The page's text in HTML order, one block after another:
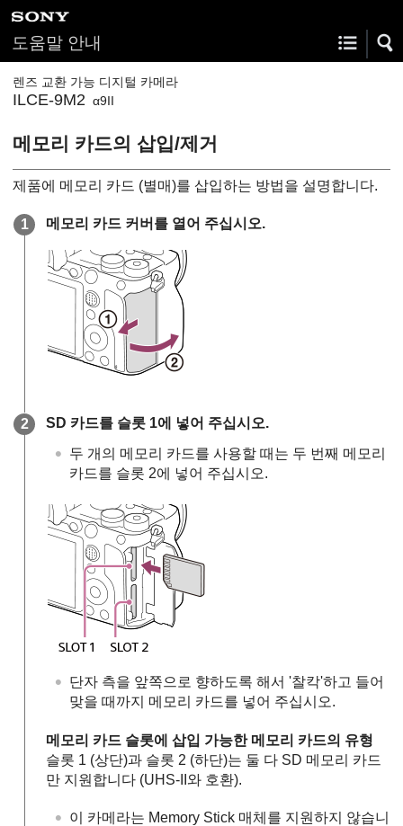
도움말 안내
렌즈 교환 가능 디지털 카메라
ILCE-9M2 α9II
메모리 카드의 삽입/제거
제품에 메모리 카드 (별매)를 삽입하는 방법을 설명합니다.
메모리 카드 커버를 열어 주십시오.
SD 카드를 슬롯 1에 넣어 주십시오.
두 개의 메모리 카드를 사용할 때는 두 번째 메모리
카드를 슬롯 2에 넣어 주십시오.
단자 측을 앞쪽으로 향하도록 해서 '찰칵'하고 들어
맞을 때까지 메모리 카드를 넣어 주십시오.
메모리 카드 슬롯에 삽입 가능한 메모리 카드의 유형
슬롯 1 (상단)과 슬롯 2 (하단)는 둘 다 SD 메모리 카드
만 지원합니다 (UHS-II와 호환).
이 카메라는 Memory Stick 매체를 지원하지 않습니